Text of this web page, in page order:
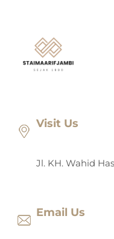
Visit Us
Jl. KH. Wahid
Email Us